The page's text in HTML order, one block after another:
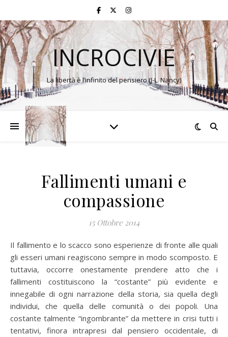
INCROCIVIE
La libertà è l’infinito del pensiero (J-L. Nancy)
Fallimenti umani e
compassione
15 Ottobre 2014
Il fallimento e lo scacco sono esperienze di fronte alle quali
gli esseri umani reagiscono sempre in modo scomposto. E
tuttavia, occorre onestamente prendere atto che i
fallimenti costituiscono la “costante” più evidente e
innegabile di ogni narrazione della storia, sia quella degli
individui, che quella delle comunità o dei popoli. Una
costante talmente “ingombrante” da mettere in crisi tutti i
tentativi, finora intrapresi dal pensiero occidentale, di